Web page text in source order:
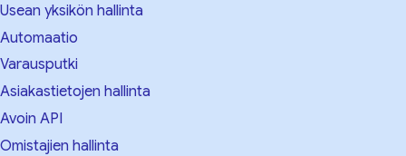
Usean yksikön hallinta
Automaatio
Varausputki
Asiakastietojen hallinta
Avoin API
Omistajien hallinta